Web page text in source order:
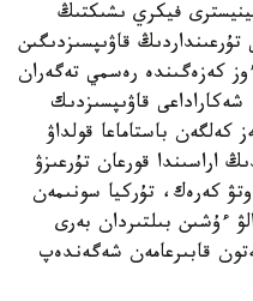
فيكري ىشىكتىڭ
تۇرعىنداردىڭ قاۋىپسىزدىگىن
كەزەگىندە رەسمي تەگەران
شەكاراداعى قاۋىپسىزدىك
كەلگەن باستاماعا قولداۋ
اراسىندا قورعان تۇرعىزۋ
كەرەك، تۇركيا سونىمەن
ءۇشىن بىلتىردان بەرى
قابىرعامەن شەگەندەپ